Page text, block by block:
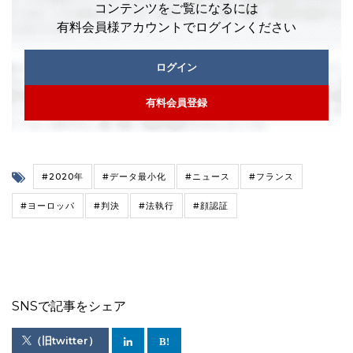
コンテンツをご覧になるには
有料会員様アカウントでログインください
ログイン
有料会員登録
#2020年 #データ最小化 #ニュース #フランス
#ヨーロッパ #判決 #法執行 #顔認証
SNSで記事をシェア
（旧twitter）